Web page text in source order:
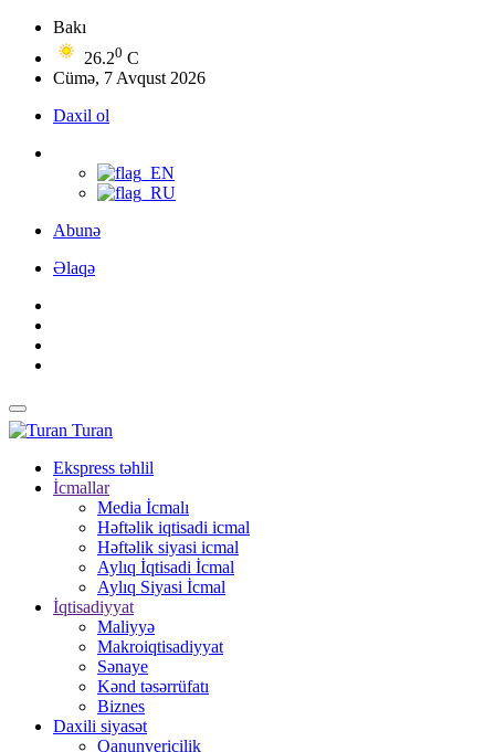
Bakı
26.20 C
Cümə, 7 Avqust 2026
Daxil ol
Abunə
Əlaqə
Turan
Ekspress təhlil
İcmallar
Media İcmalı
Həftəlik iqtisadi icmal
Həftəlik siyasi icmal
Aylıq İqtisadi İcmal
Aylıq Siyasi İcmal
İqtisadiyyat
Maliyyə
Makroiqtisadiyyat
Sənaye
Kənd təsərrüfatı
Biznes
Daxili siyasət
Qanunvericilik